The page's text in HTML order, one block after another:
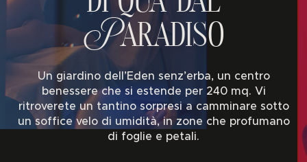
Paradiso
Un giardino dell’Eden senz’erba, un centro
benessere che si estende per 240 mq. Vi
ritroverete un tantino sorpresi a camminare sotto
un soffice velo di umidità, in zone che profumano
di foglie e petali.